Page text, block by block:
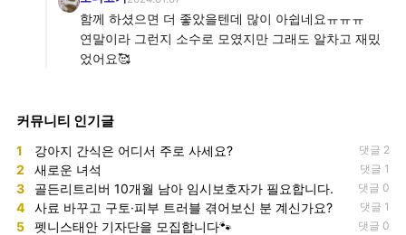
함께 하셨으면 더 좋았을텐데 많이 아쉽네요ㅠㅠㅠ
연말이라 그런지 소수로 모였지만 그래도 알차고 재밌
었어요🥰
커뮤니티 인기글
1 강아지 간식은 어디서 주로 사세요? 댓글 2
2 새로운 녀석 댓글 1
3 골든리트리버 10개월 남아 임시보호자가 필요합니다. 댓글 0
4 사료 바꾸고 구토·피부 트러블 겪어보신 분 계신가요? 댓글 1
5 펫니스태안 기자단을 모집합니다🐾 댓글 0